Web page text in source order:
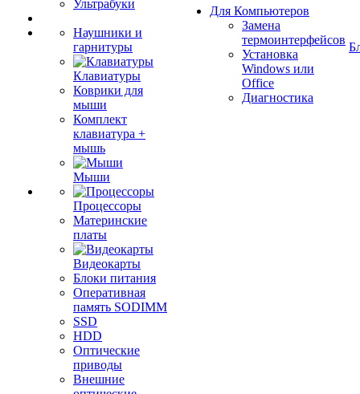
Ультрабуки
Наушники и
гарнитуры
Клавиатуры
Коврики для
мыши
Комплект
клавиатура +
мышь
Мыши
Процессоры
Материнские
платы
Видеокарты
Блоки питания
Оперативная
память SODIMM
SSD
HDD
Оптические
приводы
Внешние
Для Компьютеров
Замена
термоинтерфейсов
Установка
Windows или
Office
Диагностика